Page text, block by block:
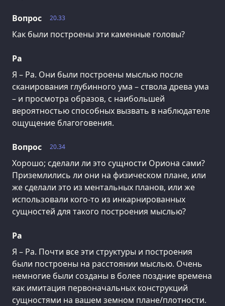
20.33
Вопрос
Как были построены эти каменные головы?
Ра
Я – Ра. Они были построены мыслью после
сканирования глубинного ума – ствола древа ума
– и просмотра образов, с наибольшей
вероятностью способных вызвать в наблюдателе
ощущение благоговения.
20.34
Вопрос
Хорошо; сделали ли это сущности Ориона сами?
Приземлились ли они на физическом плане, или
же сделали это из ментальных планов, или же
использовали кого-то из инкарнированных
сущностей для такого построения мыслью?
Ра
Я – Ра. Почти все эти структуры и построения
были построены на расстоянии мыслью. Очень
немногие были созданы в более поздние времена
как имитация первоначальных конструкций
сущностями на вашем земном плане/плотности.